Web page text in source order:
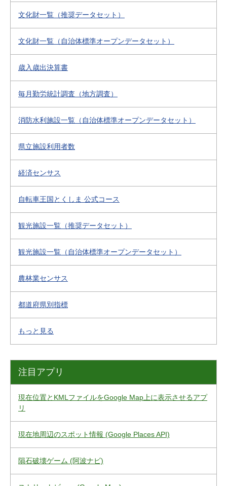
文化財一覧（推奨データセット）
文化財一覧（自治体標準オープンデータセット）
歳入歳出決算書
毎月勤労統計調査（地方調査）
消防水利施設一覧（自治体標準オープンデータセット）
県立施設利用者数
経済センサス
自転車王国とくしま 公式コース
観光施設一覧（推奨データセット）
観光施設一覧（自治体標準オープンデータセット）
農林業センサス
都道府県別指標
もっと見る
注目アプリ
現在位置とKMLファイルをGoogle Map上に表示させるアプ
リ
現在地周辺のスポット情報 (Google Places API)
隕石破壊ゲーム (阿波ナビ)